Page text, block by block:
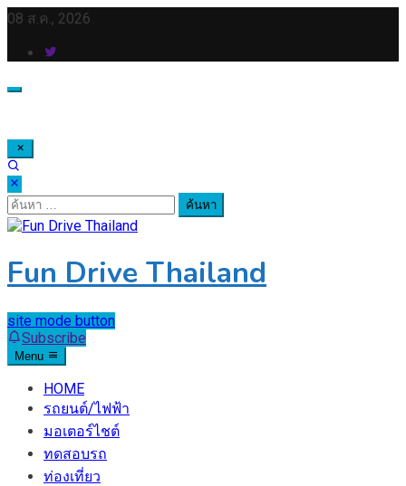
Skip
content
08 ส.ค., 2026
ค้นหา
สำหรับ:
Fun Drive Thailand
site mode button
Subscribe
Menu
HOME
รถยนต์/ไฟฟ้า
มอเตอร์ไชต์
ทดสอบรถ
ท่องเที่ยว